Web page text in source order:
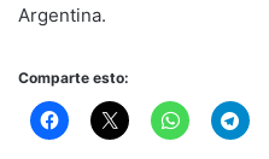
Argentina.
Comparte esto: